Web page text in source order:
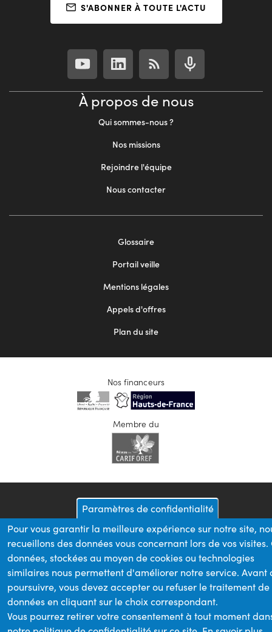
S'ABONNER À TOUTE L'ACTU
À propos de nous
Qui sommes-nous ?
Nos missions
Rejoindre l'équipe
Nous contacter
Glossaire
Portail veille
Mentions légales
Appels d'offres
Plan du site
Nos financeurs
Membre du
Paramètres de confidentialité
Pour vous garantir la meilleure expérience sur notre site,
recueillons des données vous concernant lors de vos visites.
données, stockées au moyen de cookies ou technologies
similaires nous permettent d'améliorer notre service. Avant
poursuivre, vous devez accepter ou refuser le traitement de
données en cliquant sur le choix correspondant.
Vous pourrez retirer votre consentement à tout moment